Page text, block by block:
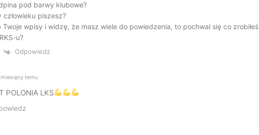
pod barwy klubowe?
człowieku piszesz?
Twoje wpisy i widzę, że masz wiele do powiedzenia, to pochwal się co zrobiłeś
u?
Odpowiedz
temu
POLONIA LKS